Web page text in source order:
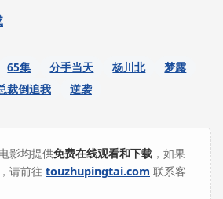
65集 分手当天 杨川北
梦露
裁倒追我 逆袭
影均提供免费在线观看和下载 ，如果
请前往 touzhupingtai.com 联系客